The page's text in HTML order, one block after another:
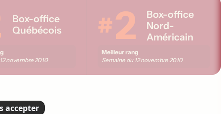
Box-office
Québécois
12 novembre 2010
#2
Box-office
Nord-
Américain
Meilleur rang
Semaine du 12 novembre 2010